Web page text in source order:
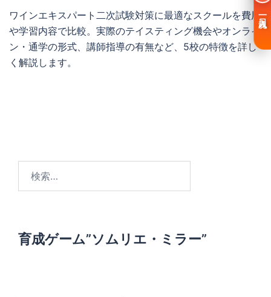
ワインエキスパート二次試験対策に最適なスクールを費用
や学習内容で比較。実際のテイスティング機会やオンライ
ン・通学の形式、講師指導の有無など、5校の特徴を詳し
く解説します。
ペ
り
育成ゲーム”ソムリエ・ミラー”